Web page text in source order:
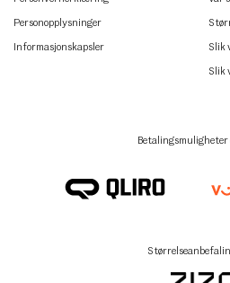
Personopplysninger
Informasjonskapsler Slik
Slik